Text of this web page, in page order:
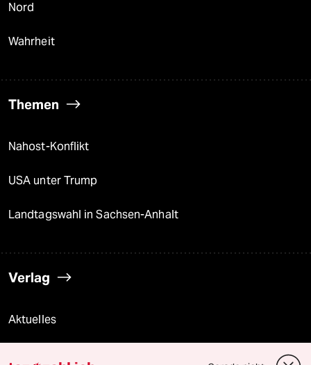
Nord
Wahrheit
Themen
Nahost-Konflikt
USA unter Trump
Landtagswahl in Sachsen-Anhalt
Verlag
Aktuelles